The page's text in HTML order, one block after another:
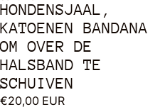
HONDENSJAAL,
KATOENEN BANDANA
OM OVER DE
HALSBAND TE
SCHUIVEN
€20,00 EUR